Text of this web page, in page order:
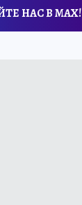
НАС В МАХ!